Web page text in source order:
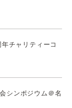
チャリティーコ
シンポジウム＠名